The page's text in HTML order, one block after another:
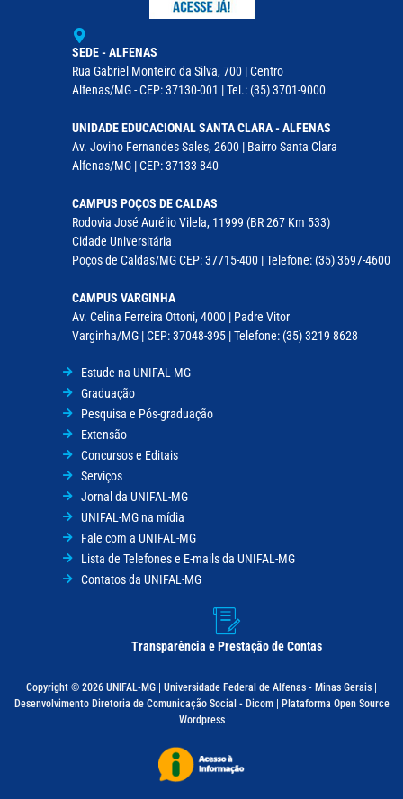
SEDE - ALFENAS
Rua Gabriel Monteiro da Silva, 700 | Centro
Alfenas/MG - CEP: 37130-001 | Tel.: (35) 3701-9000
UNIDADE EDUCACIONAL SANTA CLARA - ALFENAS
Av. Jovino Fernandes Sales, 2600 | Bairro Santa Clara
Alfenas/MG | CEP: 37133-840
CAMPUS POÇOS DE CALDAS
Rodovia José Aurélio Vilela, 11999 (BR 267 Km 533)
Cidade Universitária
Poços de Caldas/MG CEP: 37715-400 | Telefone: (35) 3697-4600
CAMPUS VARGINHA
Av. Celina Ferreira Ottoni, 4000 | Padre Vitor
Varginha/MG | CEP: 37048-395 | Telefone: (35) 3219 8628
Estude na UNIFAL-MG
Graduação
Pesquisa e Pós-graduação
Extensão
Concursos e Editais
Serviços
Jornal da UNIFAL-MG
UNIFAL-MG na mídia
Fale com a UNIFAL-MG
Lista de Telefones e E-mails da UNIFAL-MG
Contatos da UNIFAL-MG
Transparência e Prestação de Contas
Copyright © 2026 UNIFAL-MG | Universidade Federal de Alfenas - Minas Gerais |
Desenvolvimento Diretoria de Comunicação Social - Dicom | Plataforma Open Source
Wordpress